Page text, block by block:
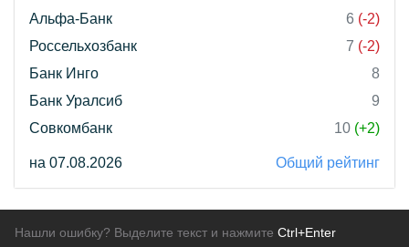
Альфа-Банк
6 (-2)
Россельхозбанк
7 (-2)
Банк Инго
8
Банк Уралсиб
9
Совкомбанк
10 (+2)
на 07.08.2026 Общий рейтинг
Нашли ошибку? Выделите текст и нажмите Ctrl+Enter